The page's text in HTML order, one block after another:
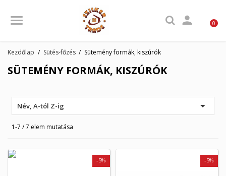
 0
Kezdőlap Sütés-főzés Sütemény formák, kiszúrók
SÜTEMÉNY FORMÁK, KISZÚRÓK
Név, A-tól Z-ig 
1-7 / 7 elem mutatása
-5% -5%